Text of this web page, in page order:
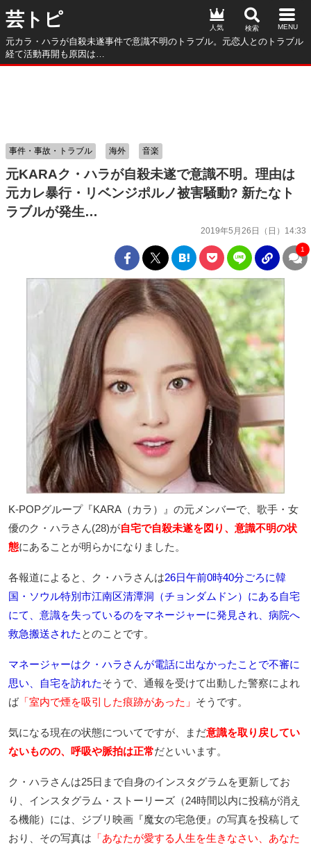
芸トピ
元カラ・ハラが自殺未遂事件で意識不明のトラブル。元恋人とのトラブル
経て活動再開も原因は…
人気
元KARAク・ハラが自殺未遂で意識不明。理由は
元カレ暴行・リベンジポルノ被害騒動? 新たなト
ラブルが発生…
2019年5月26日（日）14:33
事件・事故・トラブル 海外 音楽
1
K-POPグループ『KARA（カラ）』の元メンバーで、歌手・女
優のク・ハラさん(28)が自宅で自殺未遂を図り、意識不明の状
態にあることが明らかになりました。
各報道によると、ク・ハラさんは26日午前0時40分ごろに韓
国・ソウル特別市江南区清潭洞（チョンダムドン）にある自宅
にて、意識を失っているのをマネージャーに発見され、病院へ
救急搬送された とのことです。
マネージャーはク・ハラさんが電話に出なかったことで不審に
思い、自宅を訪れたそうで、通報を受けて出動した警察によれ
ば「室内で煙を吸引した痕跡があった」 そうです。
気になる現在の状態についてですが、まだ意識を取り戻してい
ないものの、呼吸や脈拍は正常だといいます。
ク・ハラさんは25日まで自身のインスタグラムを更新してお
り、インスタグラム・ストーリーズ（24時間以内に投稿が消え
る機能）には、ジブリ映画『魔女の宅急便』の写真を投稿して
おり、その写真は 「あなたが愛する人生を生きなさい、あなた